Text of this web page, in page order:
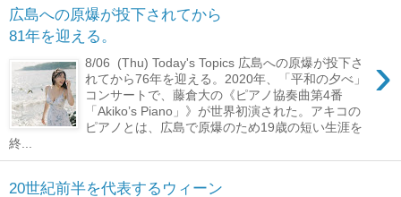
広島への原爆が投下されてから
81年を迎える。
›
8/06 (Thu) Today's Topics 広島への原爆が投下さ
れてから76年を迎える。2020年、「平和の夕べ」
コンサートで、藤倉大の《ピアノ協奏曲第4番
「Akiko’s Piano」》が世界初演された。アキコの
ピアノとは、広島で原爆のため19歳の短い生涯を
終...
20世紀前半を代表するウィーン